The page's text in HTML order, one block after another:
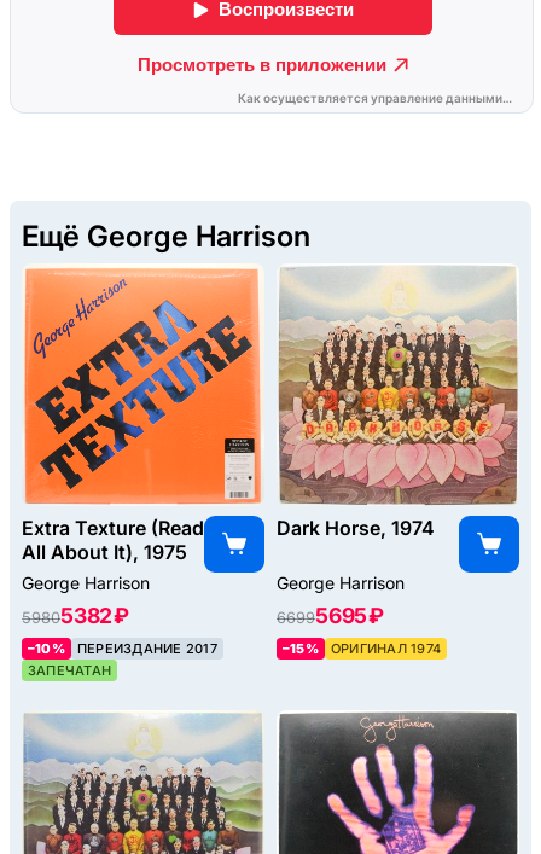
Ещё George Harrison
Extra Texture (Read
All About It), 1975
George Harrison
59805382 ₽
–10%
ПЕРЕИЗДАНИЕ 2017
ЗАПЕЧАТАН
Dark Horse, 1974
George Harrison
66995695 ₽
–15% ОРИГИНАЛ 1974